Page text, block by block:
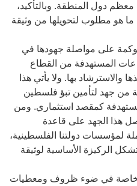
دول المنطقة. وبالتأكيد،
هو مطلوب لتحويلها من وثيقة
على مواصلة جهودها في
المستهدفة من القطاع
والاسترشاد بها. ولا يأتي هذا
من جهد لتأمين تبؤ فلسطين
كمقصد استثماري. ومن
هذا الجهد على قاعدة
لمؤسسات دولتنا الفلسطينية،
الركيزة الأساسية لوثيقة
خاصة في ضوء ظروف ومعطيات